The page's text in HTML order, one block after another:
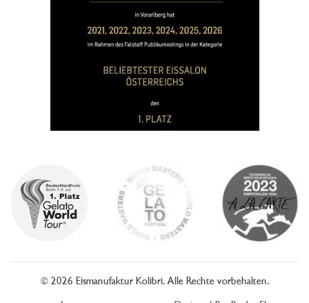
© 2026 Eismanufaktur Kolibri. Alle Rechte vorbehalten.